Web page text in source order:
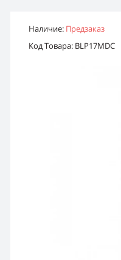
Наличие: Предзаказ
Код Товара: BLP17MDC